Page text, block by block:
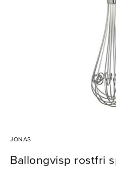
JONAS
Ballongvisp rostfri